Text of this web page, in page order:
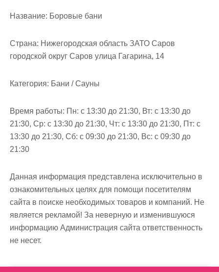
Название: Боровые бани
Страна: Нижегородская область ЗАТО Саров
городской округ Саров улица Гагарина, 14
Категория: Бани / Сауны
Время работы: Пн: с 13:30 до 21:30, Вт: с 13:30 до
21:30, Ср: с 13:30 до 21:30, Чт: с 13:30 до 21:30, Пт: с
13:30 до 21:30, Сб: с 09:30 до 21:30, Вс: с 09:30 до
21:30
Данная информация представлена исключительно в
ознакомительных целях для помощи посетителям
сайта в поиске необходимых товаров и компаний. Не
является рекламой! За неверную и изменившуюся
информацию Администрация сайта ответственность
не несет.